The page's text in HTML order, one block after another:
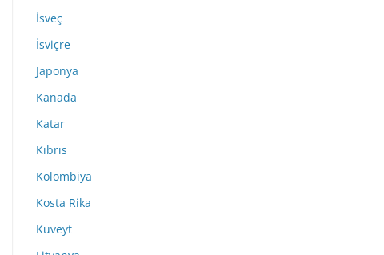
İsveç
İsviçre
Japonya
Kanada
Katar
Kıbrıs
Kolombiya
Kosta Rika
Kuveyt